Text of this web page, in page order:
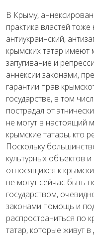
В Крыму,
практика властей
антиукраинский,
крымских татар имеют
запугивание и
аннексии законами,
гарантии прав
государстве, в том
пострадал от
не могут в настоящий
крымские татары, кто
Поскольку
культурных объектов
относящихся к
не могут сейчас быть
государством,
законами помощь и
распространиться по
татар, которые живут в